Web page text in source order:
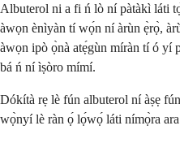
Albuterol ni a fi ń lò ní pàtàkì láti
àwọn ènìyàn tí wọ́n ní àrùn ẹ̀rọ̀,
àwọn ipò ọ̀nà atẹ́gùn míràn tí ó yí
bá ń ní ìṣòro mímí.
Dókítà rẹ lè fún albuterol ní àṣẹ
wọ̀nyí lè ràn ọ́ lọ́wọ́ láti nímọ̀ra